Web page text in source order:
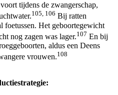
tijdens de zwangerschap,
105, 106 Bij ratten
foetussen. Het geboortegewicht
nog zagen was lager.107 En bij
aldus een Deens
vrouwen.108